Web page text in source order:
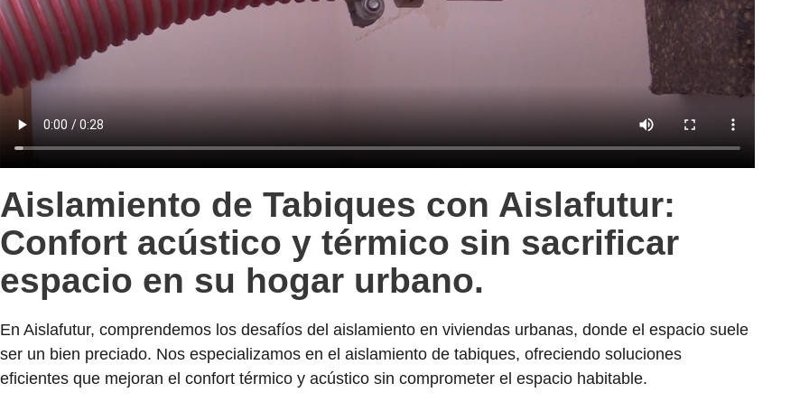
Aislamiento de Tabiques con Aislafutur:
Confort acústico y térmico sin sacrificar
espacio en su hogar urbano.
En Aislafutur, comprendemos los desafíos del aislamiento en viviendas urbanas, donde el espacio suele
ser un bien preciado. Nos especializamos en el aislamiento de tabiques, ofreciendo soluciones
eficientes que mejoran el confort térmico y acústico sin comprometer el espacio habitable.